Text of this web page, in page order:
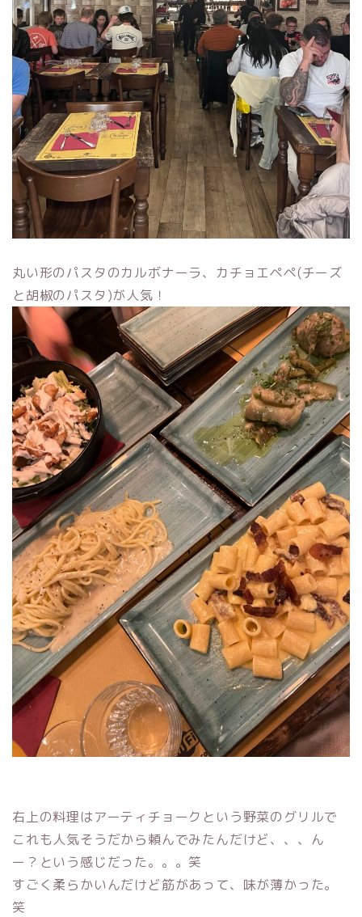
丸い形のパスタのカルボナーラ、カチョエペペ(チーズ
と胡椒のパスタ)が人気！
右上の料理はアーティチョークという野菜のグリルで
これも人気そうだから頼んでみたんだけど、、、ん
ー？という感じだった。。。笑
すごく柔らかいんだけど筋があって、味が薄かった。
笑